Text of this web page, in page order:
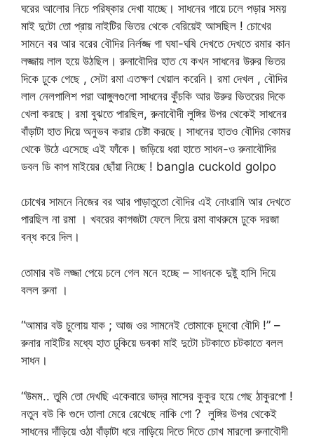
ঘরের আলোর নিচে পরিষ্কার দেখা যাচ্ছে। সাধনের গায়ে ঢলে পড়ার সময়
মাই দুটো তো প্রায় নাইটির ভিতর থেকে বেরিয়েই আসছিল ! চোখের
সামনে বর আর বরের বৌদির নির্লজ্জ গা ঘষা-ঘষি দেখতে দেখতে রমার কান
লজ্জায় লাল হয়ে উঠছিল। রুনাবৌদির হাত যে কখন সাধনের উরুর ভিতর
দিকে ঢুকে গেছে , সেটা রমা এতক্ষণ খেয়াল করেনি। রমা দেখল , বৌদির
লাল নেলপালিশ পরা আঙ্গুলগুলো সাধনের কুঁচকি আর উরুর ভিতরের দিকে
খেলা করছে। রমা বুঝতে পারছিল, রুনাবৌদী লুঙ্গির উপর থেকেই সাধনের
বাঁড়াটা হাত দিয়ে অনুভব করার চেষ্টা করছে। সাধনের হাতও বৌদির কোমর
থেকে উঠে এসেছে এই ফাঁকে। জড়িয়ে ধরা হাতে সাধন-ও রুনাবৌদির
ডবল ডি কাপ মাইয়ের ছোঁয়া নিচ্ছে ! bangla cuckold golpo
চোখের সামনে নিজের বর আর পাড়াতুতো বৌদির এই নোংরামি আর দেখতে
পারছিল না রমা । খবরের কাগজটা ফেলে দিয়ে রমা বাথরুমে ঢুকে দরজা
বন্ধ করে দিল।
তোমার বউ লজ্জা পেয়ে চলে গেল মনে হচ্ছে – সাধনকে দুষ্টু হাসি দিয়ে
বলল রুনা ।
“আমার বউ চুলোয় যাক ; আজ ওর সামনেই তোমাকে চুদবো বৌদি !” –
রুনার নাইটির মধ্যে হাত ঢুকিয়ে ডবকা মাই দুটো চটকাতে চটকাতে বলল
সাধন।
“উমম.. তুমি তো দেখছি একেবারে ভাদ্র মাসের কুকুর হয়ে গেছ ঠাকুরপো !
নতুন বউ কি গুদে তালা মেরে রেখেছে নাকি গো ? লুঙ্গির উপর থেকেই
সাধনের দাঁড়িয়ে ওঠা বাঁড়াটা ধরে নাড়িয়ে দিতে দিতে চোখ মারলো রুনাবৌদী